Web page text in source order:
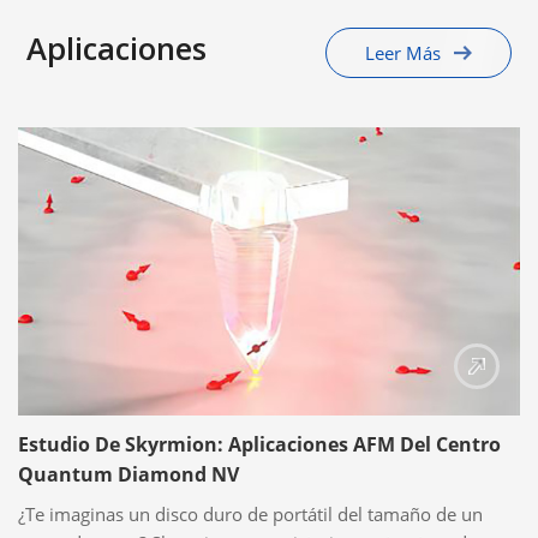
Aplicaciones Leer Más
Estudio De Skyrmion: Aplicaciones AFM Del Centro
Quantum Diamond NV
¿Te imaginas un disco duro de portátil del tamaño de un